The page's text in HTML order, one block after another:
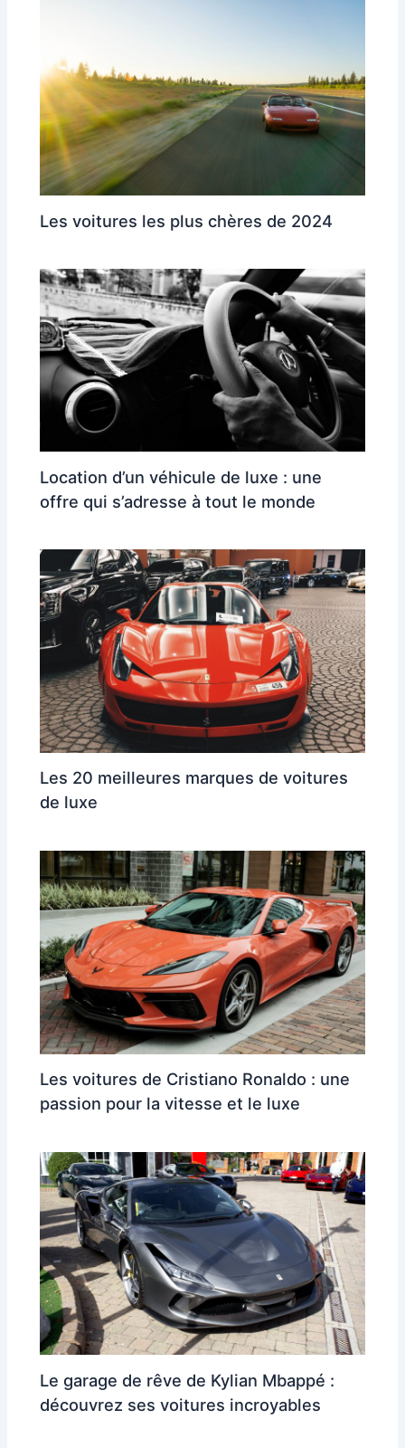
Les voitures les plus chères de 2024
Location d’un véhicule de luxe : une
offre qui s’adresse à tout le monde
Les 20 meilleures marques de voitures
de luxe
Les voitures de Cristiano Ronaldo : une
passion pour la vitesse et le luxe
Le garage de rêve de Kylian Mbappé :
découvrez ses voitures incroyables